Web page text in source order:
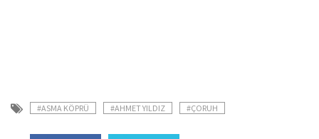
#ASMA KÖPRÜ #AHMET YILDIZ #ÇORUH